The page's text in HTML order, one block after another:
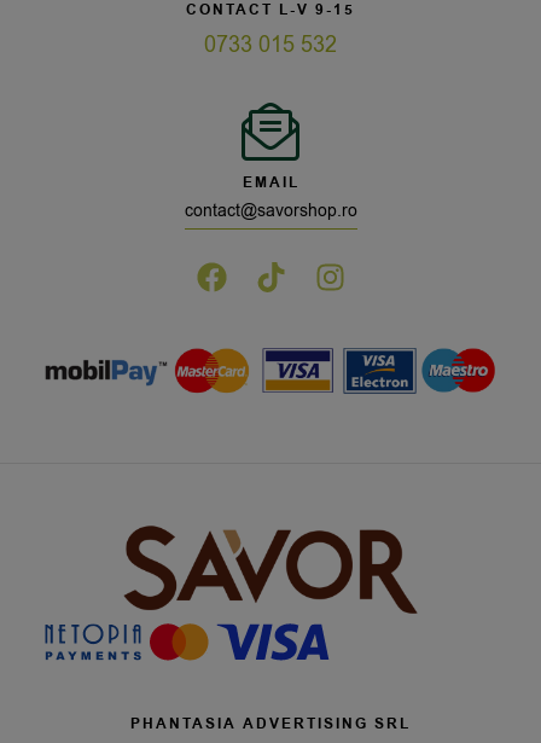
CONTACT L-V 9-15
0733 015 532
EMAIL
contact@savorshop.ro
PHANTASIA ADVERTISING SRL